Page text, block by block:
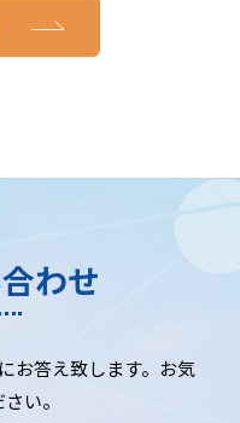
わせ
お答え致します。お気
い。